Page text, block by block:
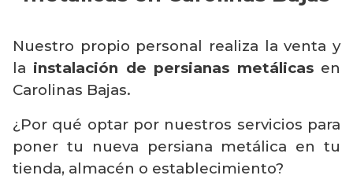
Nuestro propio personal realiza la venta y
la instalación de persianas metálicasen
Carolinas Bajas.
¿Por qué optar por nuestros servicios para
poner tu nueva persiana metálica en tu
tienda, almacén o establecimiento?